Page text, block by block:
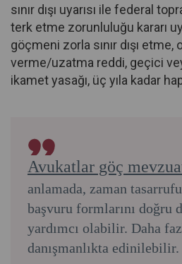
sınır dışı uyarısı ile federal
terk etme zorunluluğu kararı
göçmeni zorla sınır dışı etme,
verme/uzatma reddi, geçici
ikamet yasağı, üç yıla kadar
Avukatlar göç
anlamada, zaman
başvuru formlarını doğru
yardımcı olabilir. Daha
danışmanlıkta edinilebilir.